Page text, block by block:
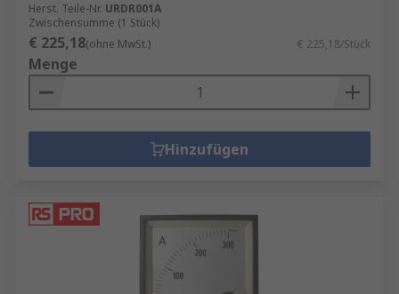
Herst. Teile-Nr. URDR001A
Zwischensumme (1 Stück)
€ 225,18(ohne MwSt.) € 225,18/Stück
Menge
Hinzufügen